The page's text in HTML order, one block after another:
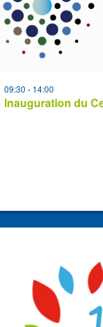
Inauguration du
09:30 - 14:00